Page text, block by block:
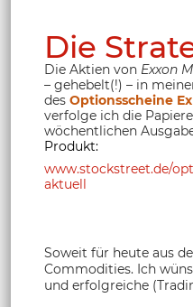
Die
Die Aktien von Exxon
– gehebelt(!) – in
des Optionsscheine
verfolge ich die
wöchentlichen
Produkt:
www.stockstreet.de/
aktuell
Soweit für heute aus
Commodities. Ich
und erfolgreiche